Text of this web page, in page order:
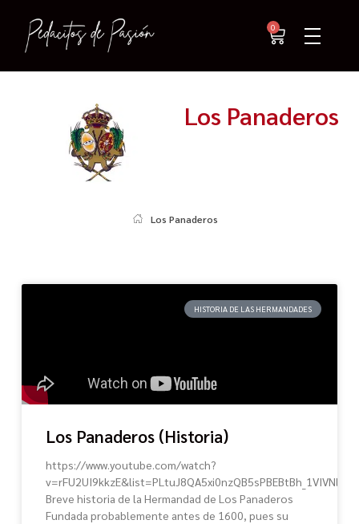
0
Los Panaderos
Los Panaderos
HISTORIA DE LAS HERMANDADES
Los Panaderos (Historia)
https://www.youtube.com/watch?
Breve historia de la Hermandad de Los Panaderos
Fundada probablemente antes de 1600, pues su